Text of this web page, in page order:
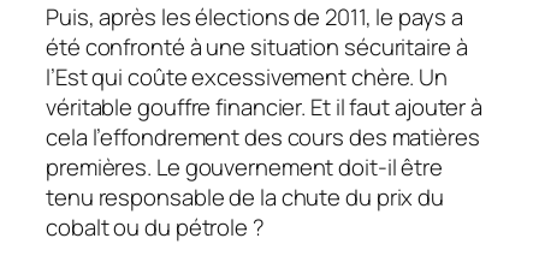
Puis, après les élections de 2011, le pays a
été confronté à une situation sécuritaire à
l’Est qui coûte excessivement chère. Un
véritable gouffre financier. Et il faut ajouter à
cela l’effondrement des cours des matières
premières. Le gouvernement doit-il être
tenu responsable de la chute du prix du
cobalt ou du pétrole ?